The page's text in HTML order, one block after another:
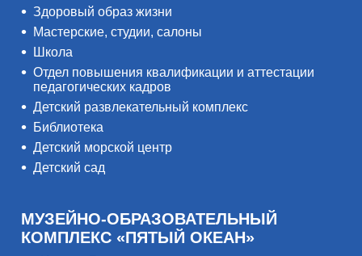
Здоровый образ жизни
Мастерские, студии, салоны
Школа
Отдел повышения квалификации и аттестации
педагогических кадров
Детский развлекательный комплекс
Библиотека
Детский морской центр
Детский сад
МУЗЕЙНО-ОБРАЗОВАТЕЛЬНЫЙ
КОМПЛЕКС «ПЯТЫЙ ОКЕАН»